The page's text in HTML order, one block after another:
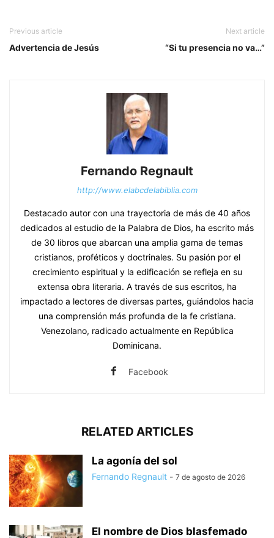
Previous article
Advertencia de Jesús
Next article
“Si tu presencia no va…”
Fernando Regnault
http://www.elabcdelabiblia.com
Destacado autor con una trayectoria de más de 40 años
dedicados al estudio de la Palabra de Dios, ha escrito más
de 30 libros que abarcan una amplia gama de temas
cristianos, proféticos y doctrinales. Su pasión por el
crecimiento espiritual y la edificación se refleja en su
extensa obra literaria. A través de sus escritos, ha
impactado a lectores de diversas partes, guiándolos hacia
una comprensión más profunda de la fe cristiana.
Venezolano, radicado actualmente en República
Dominicana.
Facebook
RELATED ARTICLES
La agonía del sol
Fernando Regnault - 7 de agosto de 2026
El nombre de Dios blasfemado